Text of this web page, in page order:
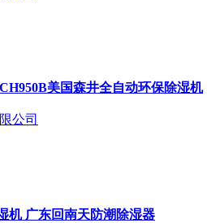
美国森井全自动环保除湿机
公司
机 广东回南天防潮除湿器